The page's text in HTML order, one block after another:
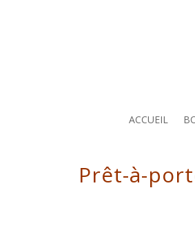
ACCUEIL
Prêt-à-